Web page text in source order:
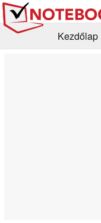
Kezdőlap